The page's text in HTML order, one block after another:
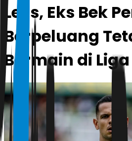
Lelis, Eks Bek
Berpeluang
Bermain di Liga